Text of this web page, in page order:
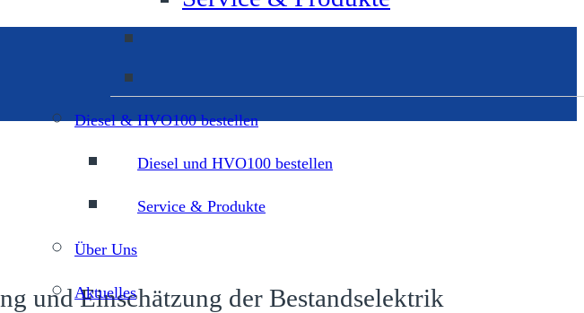
Diesel & HVO100 bestellen
Diesel und HVO100 bestellen
Service & Produkte
Über Uns
Aktuelles
und Einschätzung der Bestandselektrik